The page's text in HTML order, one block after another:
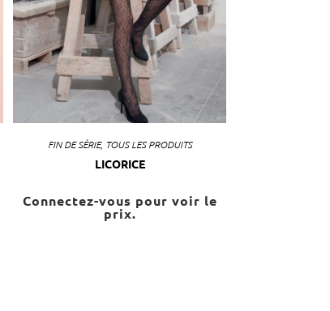
FIN DE SÉRIE, TOUS LES PRODUITS
LICORICE
Connectez-vous pour voir le
prix.